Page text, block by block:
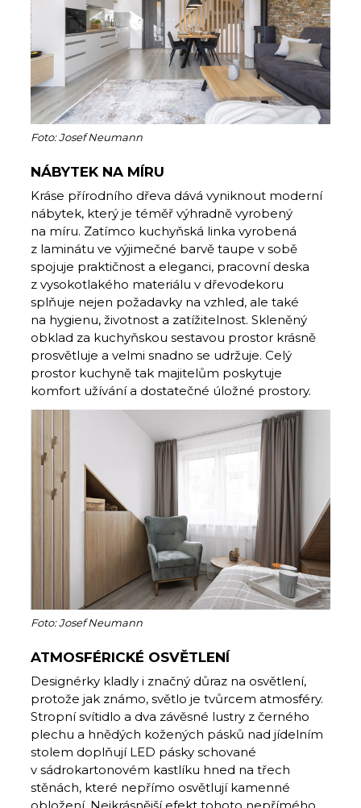
Foto: Josef Neumann
NÁBYTEK NA MÍRU
Kráse přírodního dřeva dává vyniknout moderní
nábytek, který je téměř výhradně vyrobený
na míru. Zatímco kuchyňská linka vyrobená
z laminátu ve výjimečné barvě taupe v sobě
spojuje praktičnost a eleganci, pracovní deska
z vysokotlakého materiálu v dřevodekoru
splňuje nejen požadavky na vzhled, ale také
na hygienu, životnost a zatížitelnost. Skleněný
obklad za kuchyňskou sestavou prostor krásně
prosvětluje a velmi snadno se udržuje. Celý
prostor kuchyně tak majitelům poskytuje
komfort užívání a dostatečné úložné prostory.
Foto: Josef Neumann
ATMOSFÉRICKÉ OSVĚTLENÍ
Designérky kladly i značný důraz na osvětlení,
protože jak známo, světlo je tvůrcem atmosféry.
Stropní svítidlo a dva závěsné lustry z černého
plechu a hnědých kožených pásků nad jídelním
stolem doplňují LED pásky schované
v sádrokartonovém kastlíku hned na třech
stěnách, které nepřímo osvětlují kamenné